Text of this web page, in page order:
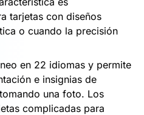
tarjetas con diseños
o cuando la precisión
en 22 idiomas y permite
e insignias de
una foto. Los
complicadas para